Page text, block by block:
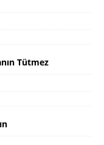
Tütmez